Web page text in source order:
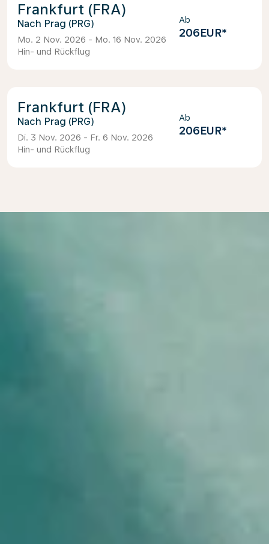
Frankfurt (FRA)
Prag (PRG)
Mo. 2 Nov. 2026 - Mo. 16 Nov. 2026
Hin- und Rückflug
Ab
206EUR*
Frankfurt (FRA)
Prag (PRG)
Di. 3 Nov. 2026 - Fr. 6 Nov. 2026
Hin- und Rückflug
Ab
206EUR*